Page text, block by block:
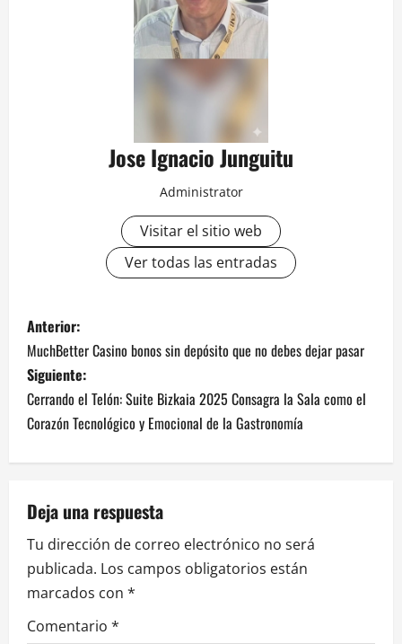
Jose Ignacio Junguitu
Administrator
Visitar el sitio web
Ver todas las entradas
N
a
v
a
c
i
ó
Anterior:
MuchBetter Casino bonos sin depósito que no debes dejar pasar
Siguiente:
Cerrando el Telón: Suite Bizkaia 2025 Consagra la Sala como el
Corazón Tecnológico y Emocional de la Gastronomía
Deja una respuesta
Tu dirección de correo electrónico no será
publicada. Los campos obligatorios están
marcados con *
Comentario *